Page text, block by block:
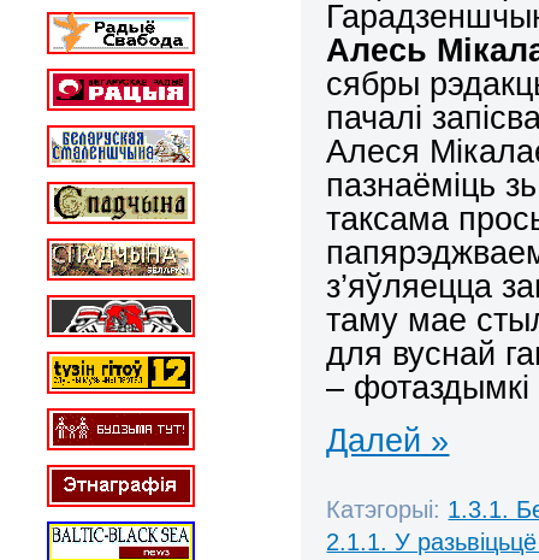
Алесь
сябры
пачалі
Алеся
пазнаёміць
таксама
з’яўляецца
таму мае
для вуснай
– фотаздымкі
Далей »
Катэгорыі: 1.3.1.
2.1.1. У